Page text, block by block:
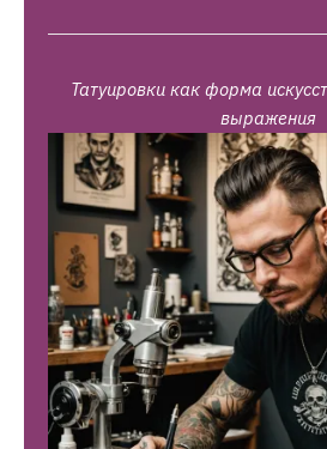
Татуировки как форма
выражения